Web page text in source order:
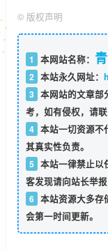
© 版权声明
1 本网站名称：
2 本站永久网址：
3 本网站的文章部
考，如有侵权，请
4 本站一切资源不
其真实性负责。
5 本站一律禁止以
客发现请向站长举报
6 本站资源大多存
会第一时间更新。